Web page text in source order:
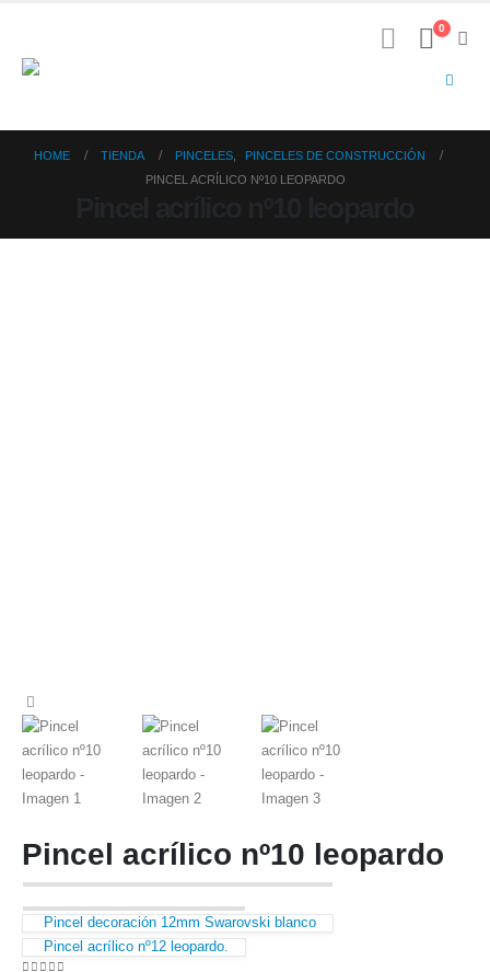
0
HOME TIENDA PINCELES
PINCELES DE CONSTRUCCIÓN
PINCEL ACRÍLICO Nº10 LEOPARDO
Pincel acrílico nº10 leopardo
Pincel decoración 12mm Swarovski blanco
Pincel acrílico nº12 leopardo.